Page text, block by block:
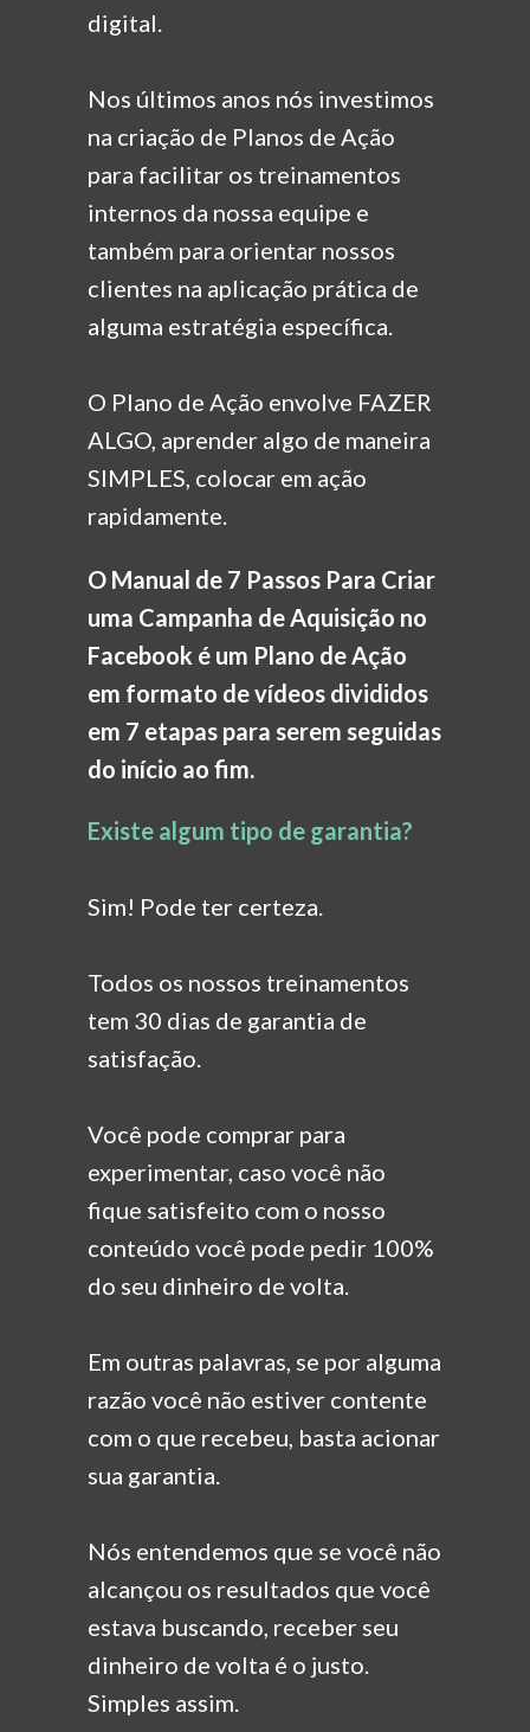
digital.
Nos últimos anos nós investimos
na criação de Planos de Ação
para facilitar os treinamentos
internos da nossa equipe e
também para orientar nossos
clientes na aplicação prática de
alguma estratégia específica.
O Plano de Ação envolve FAZER
ALGO, aprender algo de maneira
SIMPLES, colocar em ação
rapidamente.
O Manual de 7 Passos Para Criar
uma Campanha de Aquisição no
Facebook é um Plano de Ação
em formato de vídeos divididos
em 7 etapas para serem seguidas
do início ao fim.
Existe algum tipo de garantia?
Sim! Pode ter certeza.
Todos os nossos treinamentos
tem 30 dias de garantia de
satisfação.
Você pode comprar para
experimentar, caso você não
fique satisfeito com o nosso
conteúdo você pode pedir 100%
do seu dinheiro de volta.
Em outras palavras, se por alguma
razão você não estiver contente
com o que recebeu, basta acionar
sua garantia.
Nós entendemos que se você não
alcançou os resultados que você
estava buscando, receber seu
dinheiro de volta é o justo.
Simples assim.